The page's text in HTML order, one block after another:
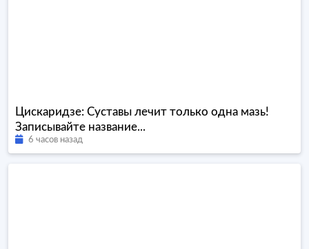
Цискаридзе: Суставы лечит только одна мазь!
Записывайте название...
6 часов назад